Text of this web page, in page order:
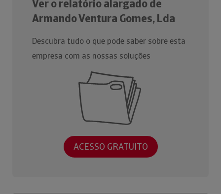
Ver o relatório alargado de
Armando Ventura Gomes, Lda
Descubra tudo o que pode saber sobre esta
empresa com as nossas soluções
ACESSO GRATUITO